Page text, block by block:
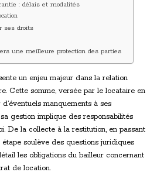
: délais et modalités
ses droits
une meilleure protection des parties
un enjeu majeur dans la relation
Cette somme, versée par le locataire en
manquements à ses
gestion implique des responsabilités
De la collecte à la restitution, en passant
soulève des questions juridiques
les obligations du bailleur concernant
de location.